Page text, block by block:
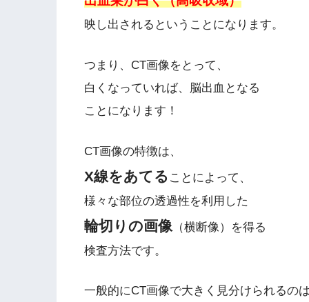
映し出されるということになります。
つまり、CT画像をとって、
白くなっていれば、脳出血となる
ことになります！
CT画像の特徴は、
X線をあてる ことによって、
様々な部位の透過性を利用した
輪切りの画像 （横断像）を得る
検査方法です。
一般的にCT画像で大きく見分けられるの